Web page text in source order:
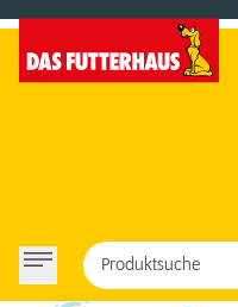
Produktsuche